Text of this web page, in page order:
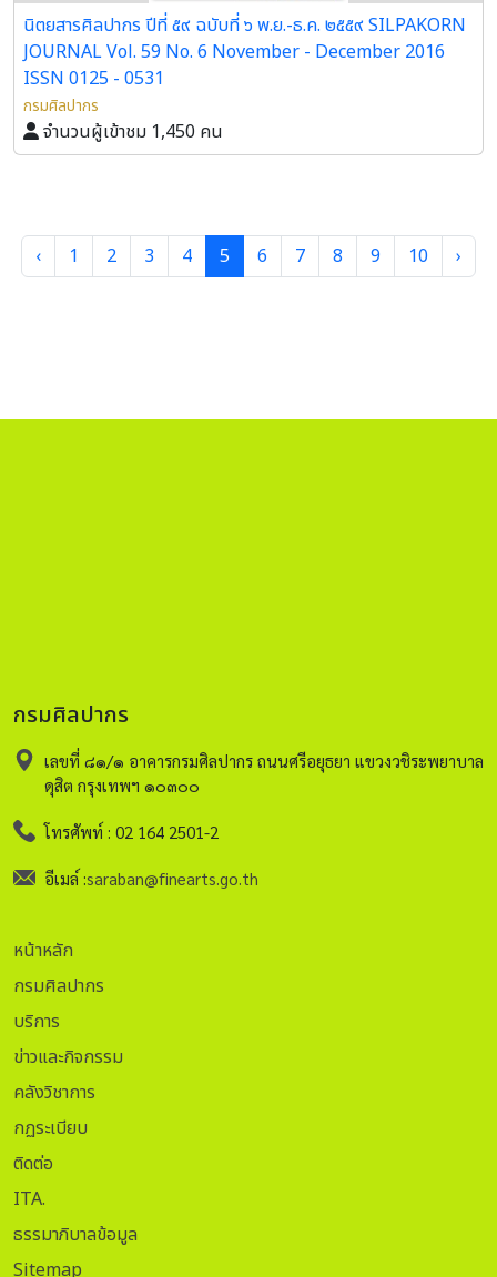
นิตยสารศิลปากร ปีที่ ๕๙ ฉบับที่ ๖ พ.ย.-ธ.ค. ๒๕๕๙ SILPAKORN
JOURNAL Vol. 59 No. 6 November - December 2016
ISSN 0125 - 0531
กรมศิลปากร
จำนวนผู้เข้าชม 1,450 คน
‹ 1 2 3 4 5 6 7 8 9 10 ›
กรมศิลปากร
เลขที่ ๘๑/๑ อาคารกรมศิลปากร ถนนศรีอยุธยา แขวงวชิระพยาบาล
ดุสิต กรุงเทพฯ ๑๐๓๐๐
โทรศัพท์ : 02 164 2501-2
อีเมล์ :saraban@finearts.go.th
หน้าหลัก
กรมศิลปากร
บริการ
ข่าวและกิจกรรม
คลังวิชาการ
กฏระเบียบ
ติดต่อ
ITA.
ธรรมาภิบาลข้อมูล
Sitemap